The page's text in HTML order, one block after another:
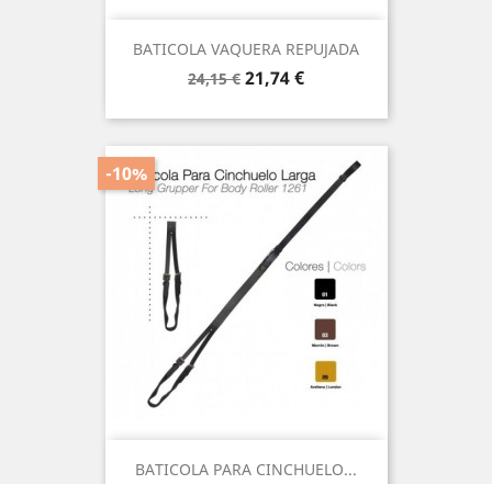
BATICOLA VAQUERA REPUJADA
Precio
24,15 € Precio
21,74 €
BATICOLA PARA CINCHUELO...
-10%